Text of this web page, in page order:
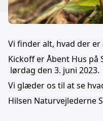
Vi finder alt, hvad der
Kickoff er Åbent Hus
lørdag den 3. juni 2023.
Vi glæder os til at se
Hilsen Naturvejlederne